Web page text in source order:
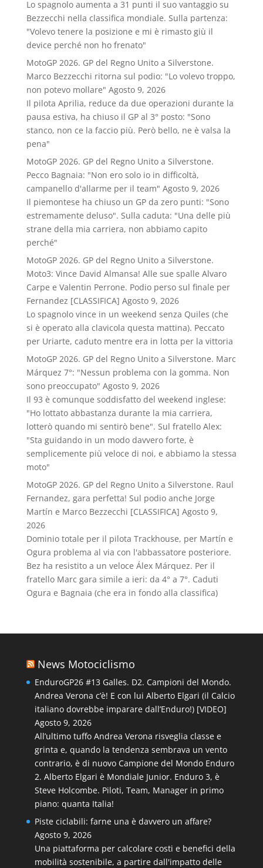
Lo spagnolo aumenta a 31 punti il suo vantaggio su
Bezzecchi nella classifica mondiale. Sulla partenza:
"Volevo tenere la posizione e mi è rimasto giù il
device perché non ho frenato"
MotoGP 2026. GP del Regno Unito a Silverstone.
Marco Bezzecchi ritorna sul podio: "Lo volevo troppo,
non potevo mollare" Agosto 9, 2026
Il pilota Aprilia, reduce da due operazioni durante la
pausa estiva, ha chiuso il GP al 3° posto: "Sono
stanco, non ce la faccio più. Però bello, ne è valsa la
pena"
MotoGP 2026. GP del Regno Unito a Silverstone.
Pecco Bagnaia: "Non ero solo io in difficoltà,
campanello d'allarme per il team" Agosto 9, 2026
Il piemontese ha chiuso un GP da zero punti: "Sono
estremamente deluso". Sulla caduta: "Una delle più
strane della mia carriera, non abbiamo capito
perché"
MotoGP 2026. GP del Regno Unito a Silverstone.
Moto3: Vince David Almansa! Alle sue spalle Alvaro
Carpe e Valentin Perrone. Podio perso sul finale per
Fernandez [CLASSIFICA] Agosto 9, 2026
Lo spagnolo vince in un weekend senza Quiles (che
si è operato alla clavicola questa mattina). Peccato
per Uriarte, caduto mentre era in lotta per la vittoria
MotoGP 2026. GP del Regno Unito a Silverstone. Marc
Márquez 7°: "Nessun problema con la gomma. Non
sono preoccupato" Agosto 9, 2026
Il 93 è comunque soddisfatto del weekend inglese:
"Ho lottato abbastanza durante la mia carriera,
lotterò quando mi sentirò bene". Sul fratello Alex:
"Sta guidando in un modo davvero forte, è
semplicemente più veloce di noi, e abbiamo la stessa
moto"
MotoGP 2026. GP del Regno Unito a Silverstone. Raul
Fernandez, gara perfetta! Sul podio anche Jorge
Martín e Marco Bezzecchi [CLASSIFICA] Agosto 9,
2026
Dominio totale per il pilota Trackhouse, per Martín e
Ogura problema al via con l'abbassatore posteriore.
Bez ha resistito a un veloce Álex Márquez. Per il
fratello Marc gara simile a ieri: da 4° a 7°. Caduti
Ogura e Bagnaia (che era in fondo alla classifica)
News Motociclismo
EnduroGP26 #13 Galles. D2. Campioni del Mondo.
Andrea Verona c’è! E con lui Alberto Elgari (il Calcio
italiano dovrebbe imparare dall’Enduro!) [VIDEO]
Agosto 9, 2026
All’ultimo tuffo Andrea Verona risveglia classe e
grinta e, quando la tendenza sembrava un vento
contrario, è di nuovo Campione del Mondo Enduro
2. Alberto Elgari è Mondiale Junior. Enduro 3, è
Steve Holcombe. Piloti, Team, Manager in primo
piano: quanta Italia!
Piste ciclabili: farne una è davvero un affare?
Agosto 9, 2026
Una piattaforma per calcolare costi e benefici della
mobilità sostenibile, a partire dall'impatto delle